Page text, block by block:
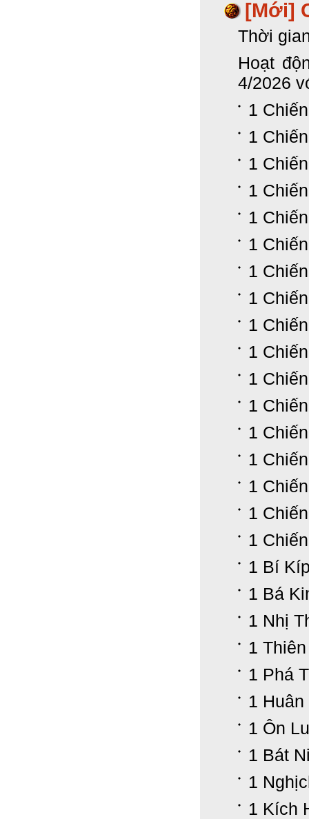
[Mới]
Thời
Hoạt
4/2026
1
1
1
1
1
1
1
1
1
1
1
1
1
1
1
1
1
1 Bí
1 Bá
1 Nhị
1
1 Phá
1
1 Ôn
1 Bát
1
1 Kích